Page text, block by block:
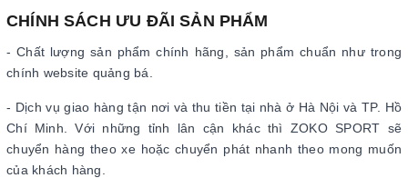
CHÍNH SÁCH ƯU ĐÃI SẢN PHẨM
- Chất lượng sản phẩm chính hãng, sản phẩm chuẩn như trong
chính website quảng bá.
- Dịch vụ giao hàng tận nơi và thu tiền tại nhà ở Hà Nội và TP. Hồ
Chí Minh. Với những tỉnh lân cận khác thì ZOKO SPORT sẽ
chuyển hàng theo xe hoặc chuyển phát nhanh theo mong muốn
của khách hàng.